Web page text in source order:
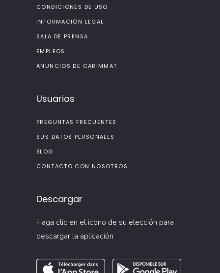
CONDICIONES DE USO
INFORMACIÓN LEGAL
SALA DE PRENSA
EMPLEOS
ANUNCIOS DE CARIMMAT
Usuarios
PREGUNTAS FRECUENTES
SUS DATOS PERSONALES
BLOG
CONTACTO CON NOSOTROS
Descargar
Haga clic en el icono de su elección para
descargar la aplicación